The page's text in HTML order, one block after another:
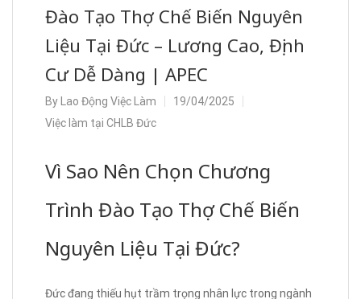
Đào Tạo Thợ Chế Biến Nguyên
Liệu Tại Đức – Lương Cao, Định
Cư Dễ Dàng | APEC
By Lao Động Việc Làm
19/04/2025
Việc làm tại CHLB Đức
Vì Sao Nên Chọn Chương
Trình Đào Tạo Thợ Chế Biến
Nguyên Liệu Tại Đức?
Đức đang thiếu hụt trầm trọng nhân lực trong ngành